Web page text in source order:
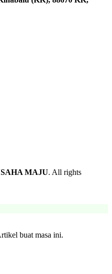
MAJU. All rights
buat masa ini.